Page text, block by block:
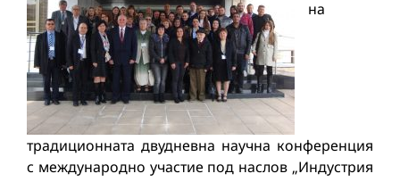
на
традиционната двудневна научна конференция
с международно участие под наслов „Индустрия